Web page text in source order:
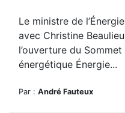
Le ministre de
avec Christine Beaulieu
l’ouverture du
énergétique Énergie...
Par : André Fauteux